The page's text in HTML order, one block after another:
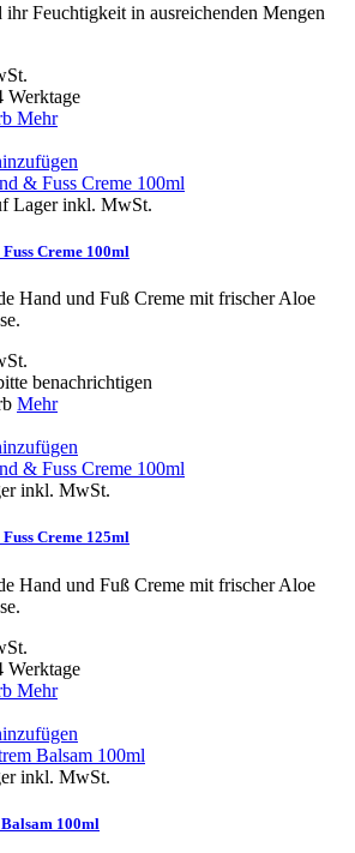
ihr Feuchtigkeit in ausreichenden Mengen
Werktage
Mehr
Lagerinkl. MwSt.
Creme 100ml
Hand und Fuß Creme mit frischer Aloe
benachrichtigen
Mehr
inkl. MwSt.
Creme 125ml
Hand und Fuß Creme mit frischer Aloe
Werktage
Mehr
inkl. MwSt.
100ml